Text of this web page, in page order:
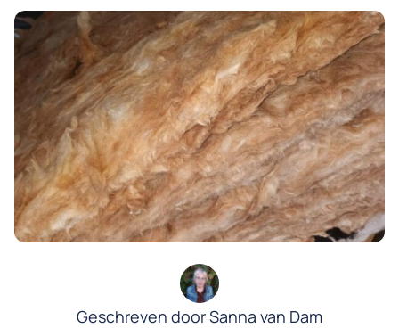
Geschreven door Sanna van Dam